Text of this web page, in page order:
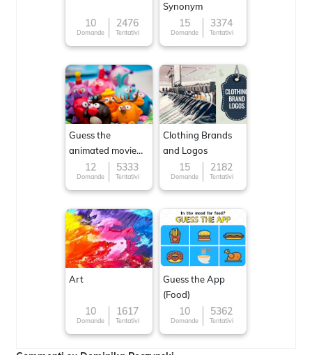
10
Domande
2476
Tentativi
Synonym
15
Domande
3374
Tentativi
Guess the
animated movie
character
12
Domande
5333
Tentativi
Clothing Brands
and Logos
15
Domande
2182
Tentativi
Art
10
Domande
1617
Tentativi
Guess the App
(Food)
10
Domande
5362
Tentativi